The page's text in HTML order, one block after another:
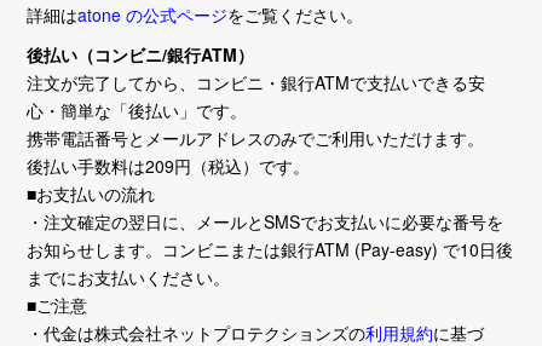
詳細はatone の公式ページをご覧ください。
後払い（コンビニ/銀行ATM）
注文が完了してから、コンビニ・銀行ATMで支払いできる安
心・簡単な「後払い」です。
携帯電話番号とメールアドレスのみでご利用いただけます。
後払い手数料は209円（税込）です。
■お支払いの流れ
・注文確定の翌日に、メールとSMSでお支払いに必要な番号を
お知らせします。コンビニまたは銀行ATM (Pay-easy) で10日後
までにお支払いください。
■ご注意
・代金は株式会社ネットプロテクションズの利用規約に基づ